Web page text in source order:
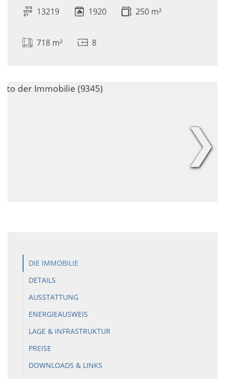
13219 1920 250 m²
718 m² 8
❯
DIE IMMOBILIE
DETAILS
AUSSTATTUNG
ENERGIEAUSWEIS
LAGE & INFRASTRUKTUR
PREISE
DOWNLOADS & LINKS